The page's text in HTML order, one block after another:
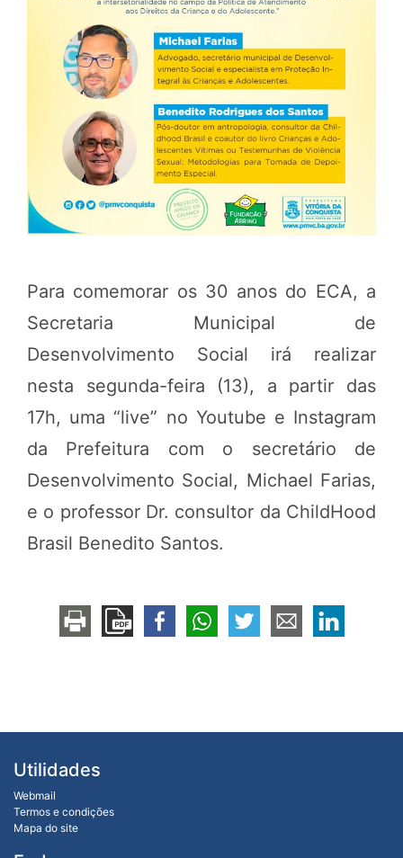
Para comemorar os 30 anos do ECA, a
Secretaria Municipal de
Desenvolvimento Social irá realizar
nesta segunda-feira (13), a partir das
17h, uma “live” no Youtube e Instagram
da Prefeitura com o secretário de
Desenvolvimento Social, Michael Farias,
e o professor Dr. consultor da ChildHood
Brasil Benedito Santos.
Utilidades
Webmail
Termos e condições
Mapa do site